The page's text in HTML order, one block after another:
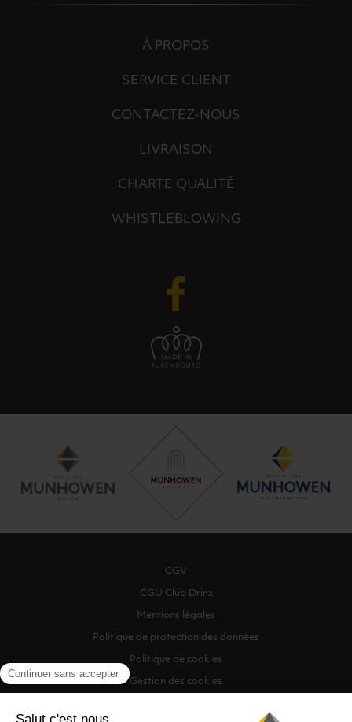
À PROPOS
SERVICE CLIENT
CONTACTEZ-NOUS
LIVRAISON
CHARTE QUALITÉ
WHISTLEBLOWING
CGV
CGU Club Drinx
Mentions légales
Politique de protection des données
Politique de cookies
Gestion des cookies